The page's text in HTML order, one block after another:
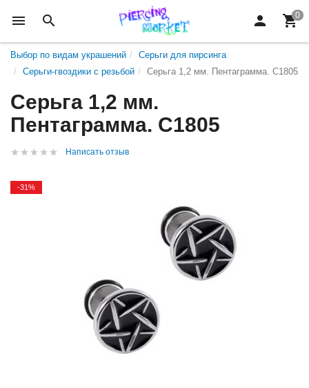
Выбор по видам украшений
Серьги для пирсинга
Серьги-гвоздики с резьбой
Серьга 1,2 мм. Пентаграмма. C1805
Серьга 1,2 мм.
Пентаграмма. C1805
Написать отзыв
-31%